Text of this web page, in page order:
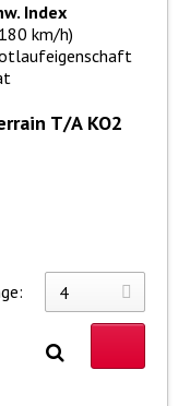
T/A KO2
Index
km/h)